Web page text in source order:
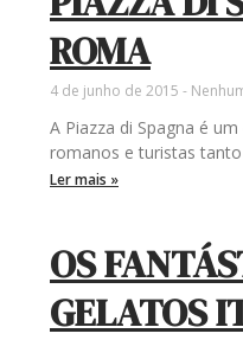
ROMA
4 de junho de 2015
A Piazza di Spagna é
romanos e turistas tanto
Ler mais »
OS
GELATOS